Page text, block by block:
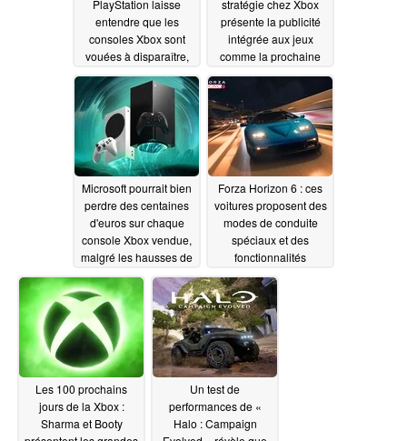
PlayStation laisse
entendre que les
consoles Xbox sont
vouées à disparaître,
Microsoft donnant la
priorité à Windows
06/13/2026
stratégie chez Xbox
présente la publicité
intégrée aux jeux
comme la prochaine
grande avancée dans
le secteur du jeu vidéo
06/13/2026
Microsoft pourrait bien
perdre des centaines
d'euros sur chaque
console Xbox vendue,
malgré les hausses de
prix06/13/2026
Forza Horizon 6 : ces
voitures proposent des
modes de conduite
spéciaux et des
fonctionnalités
supplémentaires
06/12/2026
Les 100 prochains
jours de la Xbox :
Sharma et Booty
Un test de
performances de «
Halo : Campaign